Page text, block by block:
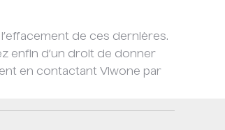
de ces dernières.
enfin d’un droit de donner
en contactant Viwone par